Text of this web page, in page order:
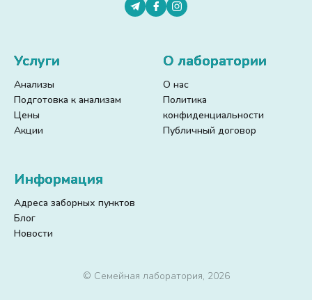
Услуги
Анализы
Подготовка к анализам
Цены
Акции
О лаборатории
О нас
Политика
конфиденциальности
Публичный договор
Информация
Адреса заборных пунктов
Блог
Новости
© Семейная лаборатория, 2026